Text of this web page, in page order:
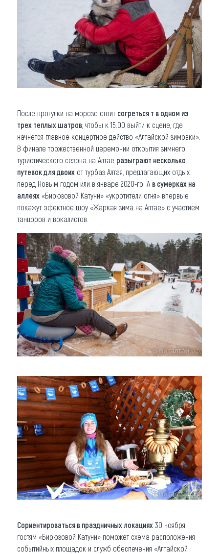
После прогулки на морозе стоит согреться т в одном из
трех теплых шатров , чтобы к 15.00 выйти к сцене, где
начнется главное концертное действо «Алтайской зимовки».
В финале торжественной церемонии открытия зимнего
туристического сезона на Алтае разыграют несколько
путевок для двоих от турбаз Алтая, предлагающих отдых
перед Новым годом или в январе 2020-го. А в сумерках на
аллеях «Бирюзовой Катуни» «укротители огня» впервые
покажут эфектное шоу «Жаркая зима на Алтае» с участием
танцоров и вокалистов.
Сориентироваться в праздничных локациях 30 ноября
гостям «Бирюзовой Катуни» поможет схема расположения
событийных площадок и служб обеспечения «Алтайской